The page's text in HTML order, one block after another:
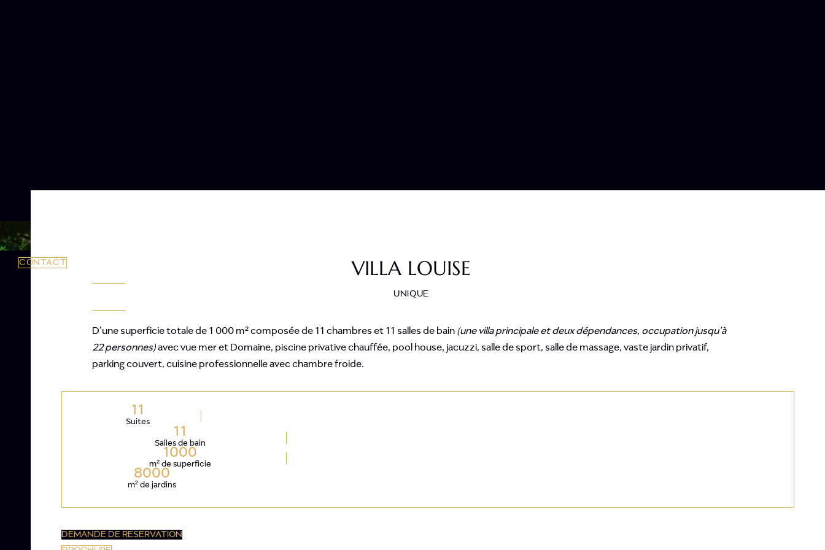
CONTACT VILLA LOUISE
UNIQUE
D’une superficie totale de 1 000 m² composée de 11 chambres et 11 salles de bain (une villa principale et deux dépendances, occupation jusqu’à
22 personnes)avec vue mer et Domaine, piscine privative chauffée, pool house, jacuzzi, salle de sport, salle de massage, vaste jardin privatif,
parking couvert, cuisine professionnelle avec chambre froide.
11
Suites
11
Salles de bain
1000
m² de superficie
8000
m² de jardins
DEMANDE DE RESERVATION